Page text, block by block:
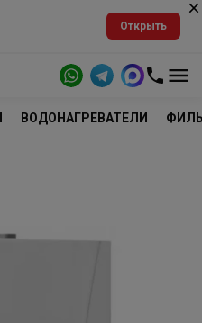
Открыть
ВОДОНАГРЕВАТЕЛИ